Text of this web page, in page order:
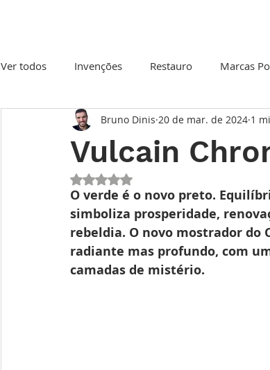
Ver todos Invenções Restauro Marcas
Entrevista Destaque Principal
Conhecimento Relojoeiro
TEMPO FUTURO O Inventário
Vulcain
Bruno Dinis 20 de mar. de 2024 1
Avaliado com NaN de 5 estrelas.
O verde é o novo preto.
simboliza prosperidade,
rebeldia. O novo mostrador do
radiante mas profundo, com
camadas de mistério.